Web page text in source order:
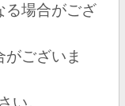
場合がござ
ございま
い。